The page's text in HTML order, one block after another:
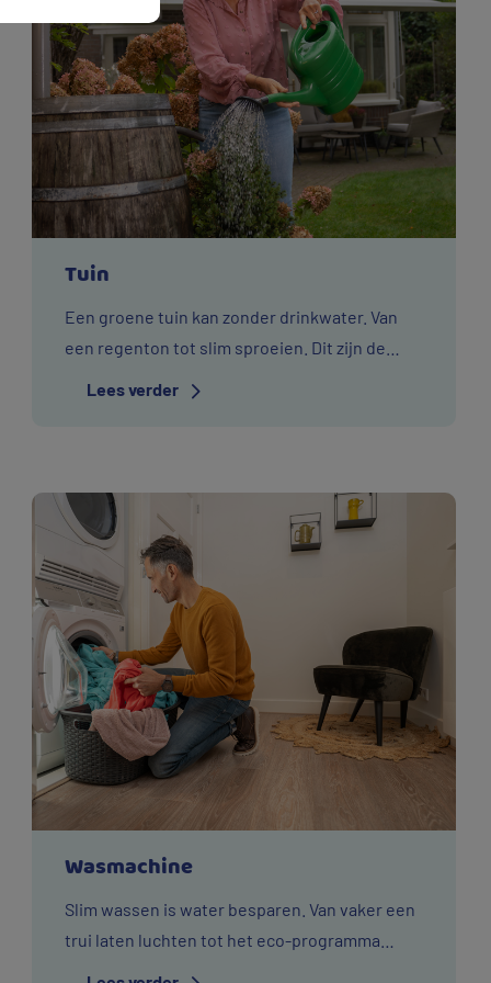
Tuin
Een groene tuin kan zonder drinkwater. Van
een regenton tot slim sproeien. Dit zijn de
Lees verder
Wasmachine
Slim wassen is water besparen. Van vaker een
trui laten luchten tot het eco-programma